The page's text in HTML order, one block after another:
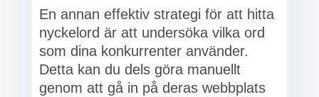
En annan effektiv strategi för att hitta
nyckelord är att undersöka vilka ord
som dina konkurrenter använder.
Detta kan du dels göra manuellt
genom att gå in på deras webbplats